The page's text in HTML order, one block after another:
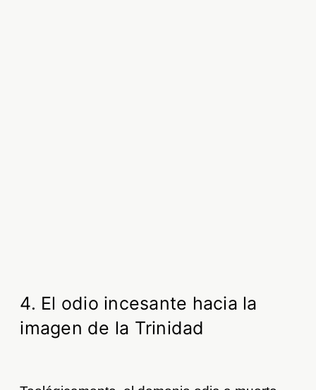
4. El odio incesante hacia la
imagen de la Trinidad